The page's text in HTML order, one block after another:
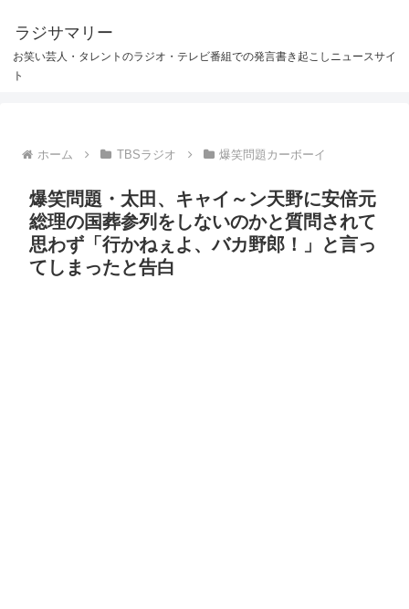
ラジサマリー
お笑い芸人・タレントのラジオ・テレビ番組での発言書き起こしニュースサイ
ト
ホーム TBSラジオ 爆笑問題カーボーイ
爆笑問題・太田、キャイ～ン天野に安倍元
総理の国葬参列をしないのかと質問されて
思わず「行かねぇよ、バカ野郎！」と言っ
てしまったと告白